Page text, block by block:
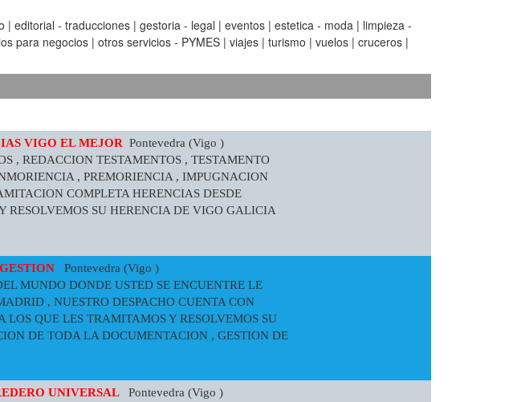
editorial - traducciones | gestoria - legal | eventos | estetica - moda | limpieza -
para negocios | otros servicios - PYMES | viajes | turismo | vuelos | cruceros |
VIGO EL MEJOR Pontevedra (Vigo )
, REDACCION TESTAMENTOS , TESTAMENTO
, PREMORIENCIA , IMPUGNACION
COMPLETA HERENCIAS DESDE
SU HERENCIA DE VIGO GALICIA
Pontevedra (Vigo )
MUNDO DONDE USTED SE ENCUENTRE LE
, NUESTRO DESPACHO CUENTA CON
QUE LES TRAMITAMOS Y RESOLVEMOS SU
DE TODA LA DOCUMENTACION , GESTION DE
UNIVERSAL
Pontevedra (Vigo )